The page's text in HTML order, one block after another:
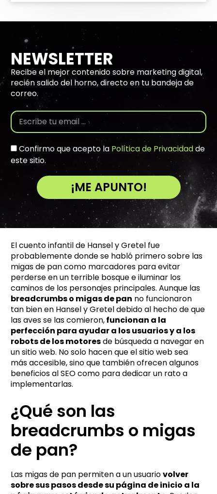
NEWSLETTER
Recibe el mejor contenido sobre marketing digital,
recién salido del horno, directo en tu bandeja de
correo.
Confirmo que acepto la Política de Privacidadde
este sitio.
¡ME APUNTO!
t
r
n
a
t
i
v
e
:
El cuento infantil de Hansel y Gretel fue
probablemente donde se habló primero sobre las
migas de pan como marcadores para evitar
perderse en un terrible bosque e iluminar los
caminos de los personajes principales. Aunque las
breadcrumbs o migas de pan no funcionaron
tan bien en Hansel y Gretel debido al hecho de que
las aves se las comieron,funcionan a la
perfección para ayudar a los usuarios y a los
robots de los motoresde búsqueda a navegar en
un sitio web. No solo hacen que el sitio web sea
más accesible, sino que también ofrecen algunos
beneficios al SEO como para dedicar un rato a
implementarlas.
¿Qué son las
breadcrumbs o migas
de pan?
Las migas de pan permiten a un usuariovolver
sobre sus pasos desde su página de inicio a la